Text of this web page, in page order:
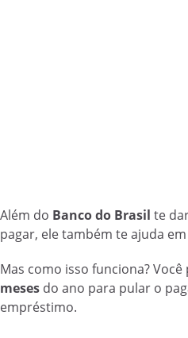
Além do Banco do Brasil te
pagar, ele também te ajuda
Mas como isso funciona?
meses do ano para pular o
empréstimo.